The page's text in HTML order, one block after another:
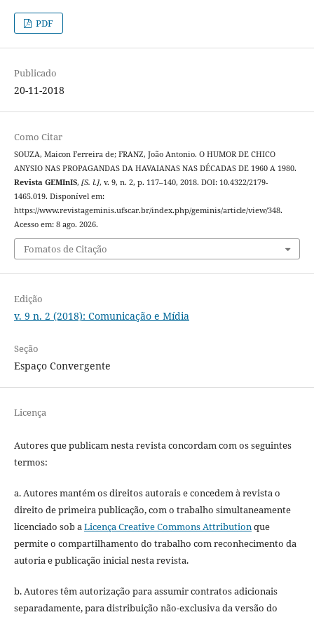
PDF
Publicado
20-11-2018
Como Citar
SOUZA, Maicon Ferreira de; FRANZ, João Antonio. O HUMOR DE CHICO
ANYSIO NAS PROPAGANDAS DA HAVAIANAS NAS DÉCADAS DE 1960 A 1980.
Revista GEMInIS, [S. l.], v. 9, n. 2, p. 117–140, 2018. DOI: 10.4322/2179-
1465.019. Disponível em:
https://www.revistageminis.ufscar.br/index.php/geminis/article/view/348.
Acesso em: 8 ago. 2026.
Fomatos de Citação
Edição
v. 9 n. 2 (2018): Comunicação e Mídia
Seção
Espaço Convergente
Licença
Autores que publicam nesta revista concordam com os seguintes
termos:
a. Autores mantém os direitos autorais e concedem à revista o
direito de primeira publicação, com o trabalho simultaneamente
licenciado sob a Licença Creative Commons Attribution que
permite o compartilhamento do trabalho com reconhecimento da
autoria e publicação inicial nesta revista.
b. Autores têm autorização para assumir contratos adicionais
separadamente, para distribuição não-exclusiva da versão do